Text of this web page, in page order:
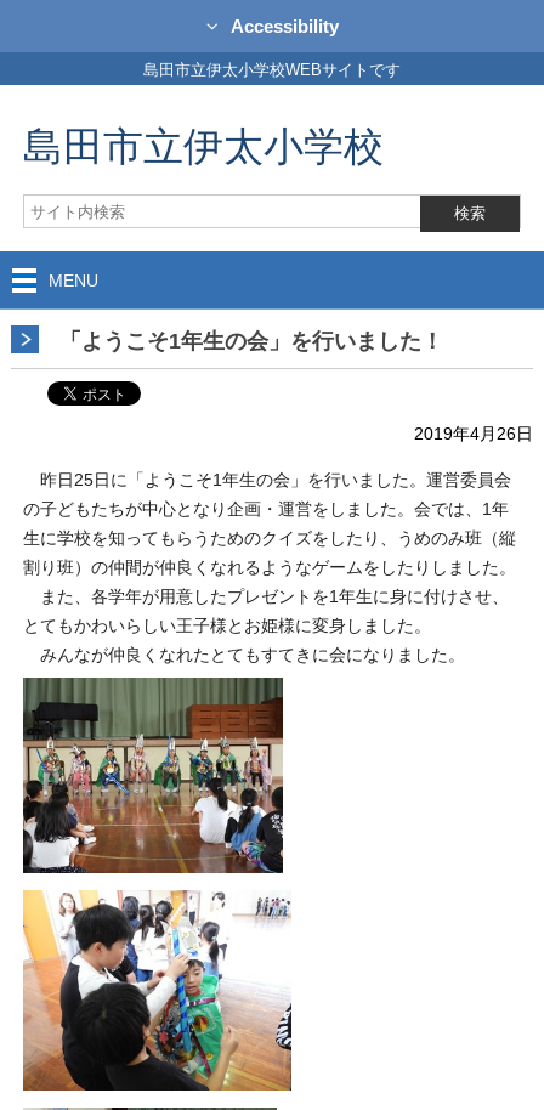
Accessibility
島田市立伊太小学校WEBサイトです
島田市立伊太小学校
MENU
「ようこそ1年生の会」を行いました！
2019年4月26日
昨日25日に「ようこそ1年生の会」を行いました。運営委員会
の子どもたちが中心となり企画・運営をしました。会では、1年
生に学校を知ってもらうためのクイズをしたり、うめのみ班（縦
割り班）の仲間が仲良くなれるようなゲームをしたりしました。
また、各学年が用意したプレゼントを1年生に身に付けさせ、
とてもかわいらしい王子様とお姫様に変身しました。
みんなが仲良くなれたとてもすてきに会になりました。